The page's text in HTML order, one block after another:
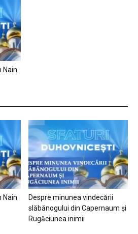
Nain
Nain
Despre minunea vindecării
slăbănogului din Capernaum și
Rugăciunea inimii